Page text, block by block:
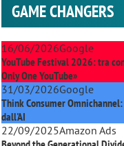
GAME CHANGERS
16/06/2026Google
YouTube Festival 2026: tra
Only One YouTube»
31/03/2026Google
Think Consumer
dall'AI
22/09/2025Amazon Ads